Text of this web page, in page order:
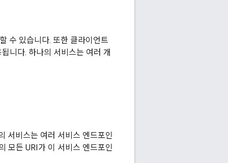
수 있습니다. 또한 클라이언트
니다. 하나의 서비스는 여러 개
서비스는 여러 서비스 엔드포인
모든 URI가 이 서비스 엔드포인